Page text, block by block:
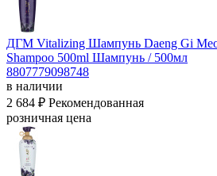
ДГМ Vitalizing Шампунь Daeng Gi
Shampoo 500ml Шампунь / 500мл
8807779098748
в наличии
2 684 ₽ Рекомендованная
розничная цена